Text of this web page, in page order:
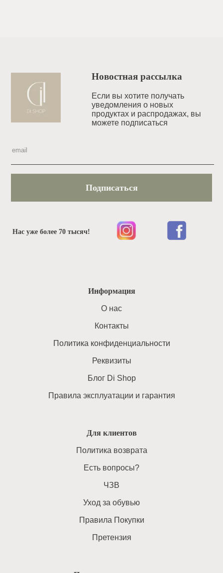
Информация
O нас
Контакты
Политика конфиденциальности
Реквизиты
Блог Di Shop
Правила эксплуатации и гарантия
Для клиентов
Политика возврата
Есть вопросы?
ЧЗВ
Уход за обувью
Правила Покупки
Претензия
Новостная рассылка
Если вы хотите получать
уведомления o новых
продуктах и распродажах, вы
можете подписаться
Подписаться
Нас уже более 70 тысяч!